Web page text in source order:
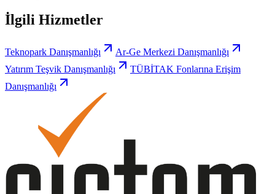
İlgili Hizmetler
Teknopark Danışmanlığı
Ar-Ge Merkezi Danışmanlığı
Yatırım Teşvik Danışmanlığı
TÜBİTAK Fonlarına Erişim
Danışmanlığı